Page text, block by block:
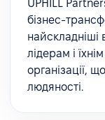
UPHILL
бізнес-
найскладніші
лідерам і
організації,
людяності.